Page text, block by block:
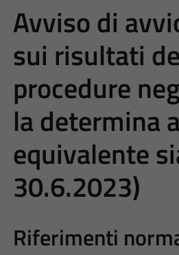
Avviso di
sui risultati
procedure
la determina
equivalente
30.6.2023)
Riferimenti